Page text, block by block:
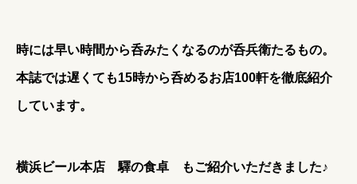
時には早い時間から呑みたくなるのが呑兵衛たるもの。
本誌では遅くても15時から呑めるお店100軒を徹底紹介
しています。
横浜ビール本店 驛の食卓 もご紹介いただきました♪